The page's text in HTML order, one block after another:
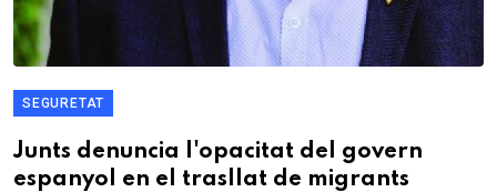
SEGURETAT
Junts denuncia l'opacitat del govern
espanyol en el trasllat de migrants